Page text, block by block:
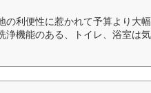
利便性に惹かれて予算より大
機能のある、トイレ、浴室は